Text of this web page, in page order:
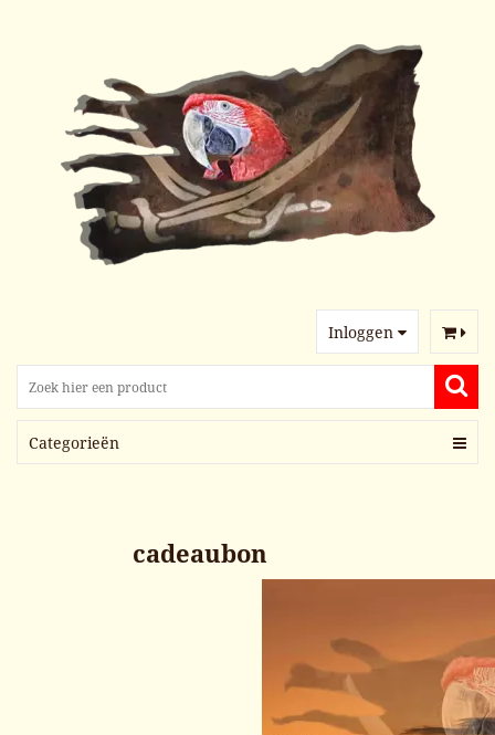
Inloggen
Categorieën
cadeaubon